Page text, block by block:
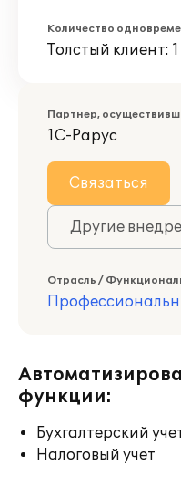
Количество
Толстый клиент: 1
Партнер,
1С-Рарус
Связаться
Другие
Отрасль /
функции:
Бухгалтерский
Налоговый учет